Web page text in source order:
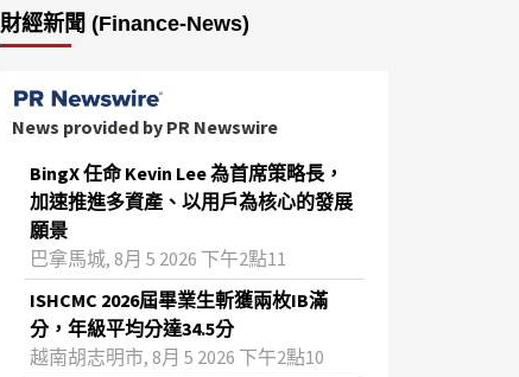
財經新聞 (Finance-News)
News provided by PR Newswire
BingX 任命 Kevin Lee 為首席策略長，
加速推進多資產、以用戶為核心的發展
願景
巴拿馬城, 8月 5 2026 下午2點11
ISHCMC 2026屆畢業生斬獲兩枚IB滿
分，年級平均分達34.5分
越南胡志明市, 8月 5 2026 下午2點10